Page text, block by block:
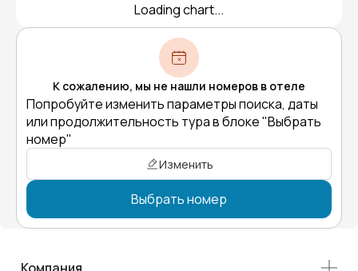
Loading chart...
К сожалению, мы не нашли номеров в отеле
Попробуйте изменить параметры поиска, даты
или продолжительность тура в блоке "Выбрать
номер"
Изменить
Выбрать номер